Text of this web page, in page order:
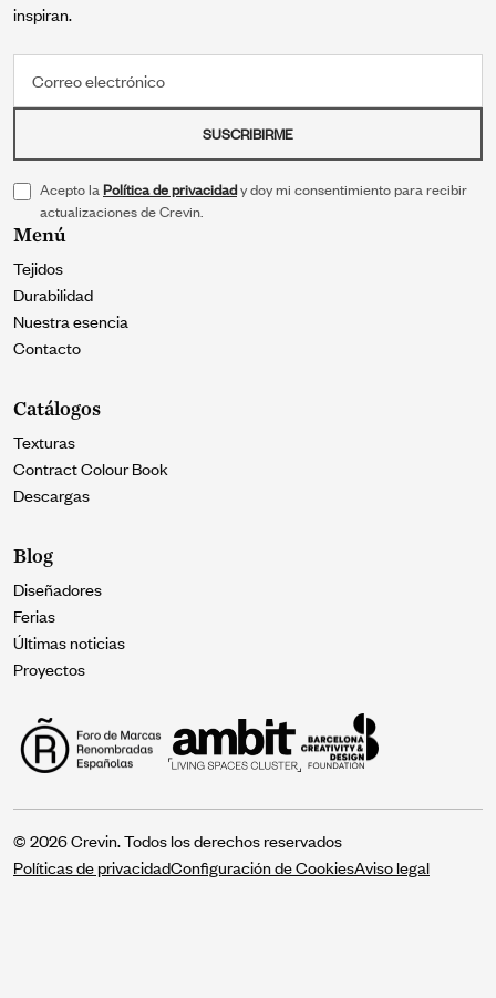
inspiran.
SUSCRIBIRME
Acepto la Política de privacidady doy mi consentimiento para recibir
actualizaciones de Crevin.
Menú
Tejidos
Durabilidad
Nuestra esencia
Contacto
Catálogos
Texturas
Contract Colour Book
Descargas
Blog
Diseñadores
Ferias
Últimas noticias
Proyectos
© 2026 Crevin. Todos los derechos reservados
Políticas de privacidadConfiguración de CookiesAviso legal